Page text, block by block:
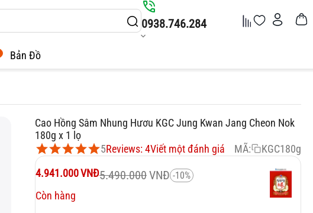
0938.746.284
Bản Đồ
Cao Hồng Sâm Nhung Hươu KGC Jung Kwan Jang Cheon Nok
180g x 1 lọ
5Reviews: 4Viết một đánh giá MÃ:
KGC180g
4.941.000VNĐ5.490.000VNĐ -10%
Còn hàng